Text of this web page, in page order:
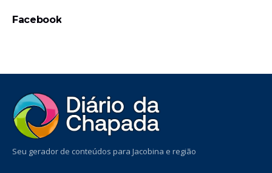
Facebook
Seu gerador de conteúdos para Jacobina e região